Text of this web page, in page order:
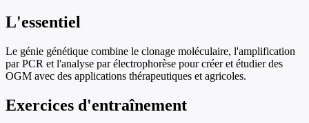
L'essentiel
Le génie génétique combine le clonage moléculaire, l'amplification
par PCR et l'analyse par électrophorèse pour créer et étudier des
OGM avec des applications thérapeutiques et agricoles.
Exercices d'entraînement